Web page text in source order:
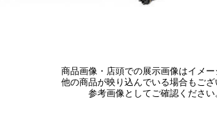
商品画像・店頭での展示画像はイメー
他の商品が映り込んでいる場合もござ
参考画像としてご確認ください